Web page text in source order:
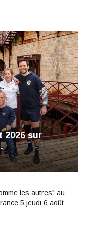
2026 sur
les autres" au
5 jeudi 6 août